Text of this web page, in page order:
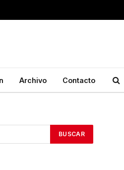
Archivo Contacto